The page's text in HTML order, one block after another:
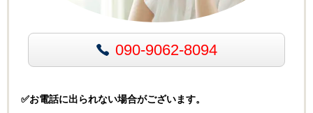
090-9062-8094
✅お電話に出られない場合がございます。